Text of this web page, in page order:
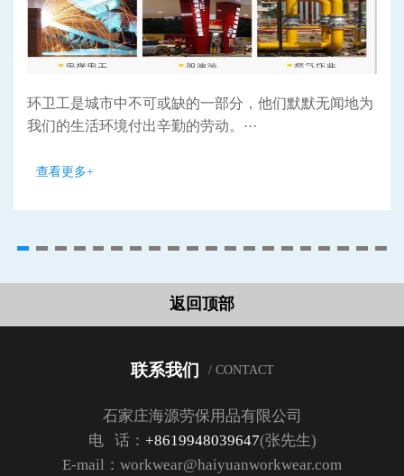
环卫工是城市中不可或缺的一部分，他们默默无闻地为
我们的生活环境付出辛勤的劳动。···
查看更多+
返回顶部
联系我们 / CONTACT
石家庄海源劳保用品有限公司
电 话： +8619948039647(张先生)
E-mail：workwear@haiyuanworkwear.com